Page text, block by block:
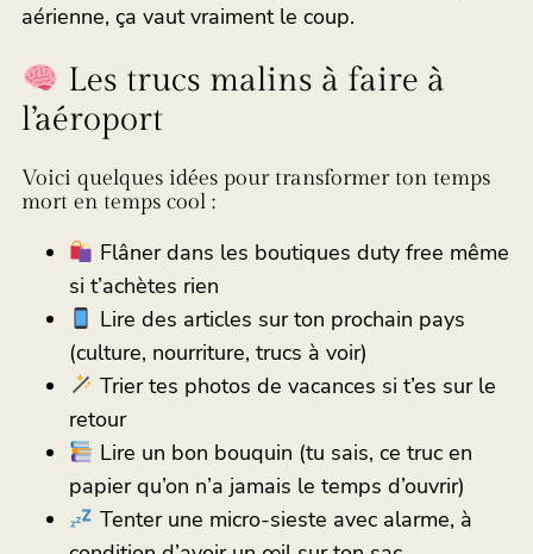
aérienne, ça vaut vraiment le coup.
Les trucs malins à faire à
l’aéroport
Voici quelques idées pour transformer ton temps
mort en temps cool :
Flâner dans les boutiques duty free même
si t’achètes rien
Lire des articles sur ton prochain pays
(culture, nourriture, trucs à voir)
Trier tes photos de vacances si t’es sur le
retour
Lire un bon bouquin (tu sais, ce truc en
papier qu’on n’a jamais le temps d’ouvrir)
Tenter une micro-sieste avec alarme, à